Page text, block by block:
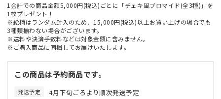
1会計での商品金額5,000円(税込)ごとに「チェキ風ブロマイド(全3種)」を
1枚プレゼント！
※絵柄はランダム封入のため、15,000円(税込)以上お買い上げの場合でも
3種類揃わない場合がございます。
※送料や決済手数料などは対象金額に含みません。
※ご購入商品に同梱してお届けいたします。
この商品は予約商品です。
発送予定 4月下旬ごろより順次発送予定